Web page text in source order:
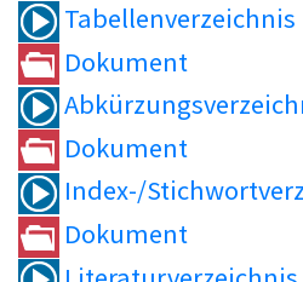
Tabellenverzeichnis
Dokument
Dokument
Index-/
Dokument